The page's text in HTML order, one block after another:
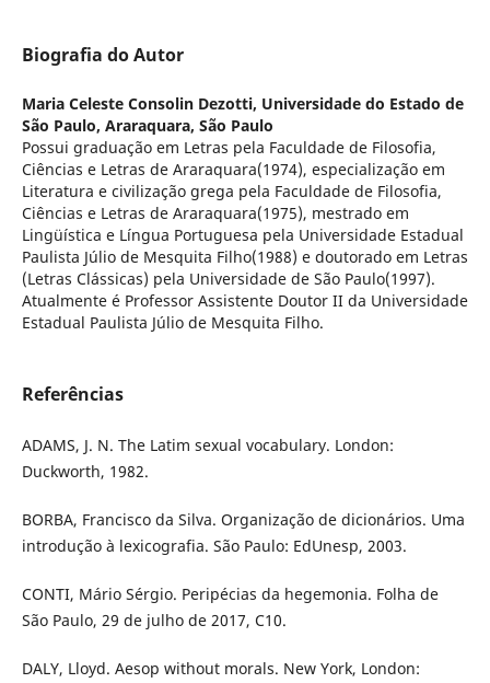
Biografia do Autor
Maria Celeste Consolin Dezotti, Universidade do Estado de
São Paulo, Araraquara, São Paulo
Possui graduação em Letras pela Faculdade de Filosofia,
Ciências e Letras de Araraquara(1974), especialização em
Literatura e civilização grega pela Faculdade de Filosofia,
Ciências e Letras de Araraquara(1975), mestrado em
Lingüística e Língua Portuguesa pela Universidade Estadual
Paulista Júlio de Mesquita Filho(1988) e doutorado em Letras
(Letras Clássicas) pela Universidade de São Paulo(1997).
Atualmente é Professor Assistente Doutor II da Universidade
Estadual Paulista Júlio de Mesquita Filho.
Referências
ADAMS, J. N. The Latim sexual vocabulary. London:
Duckworth, 1982.
BORBA, Francisco da Silva. Organização de dicionários. Uma
introdução à lexicografia. São Paulo: EdUnesp, 2003.
CONTI, Mário Sérgio. Peripécias da hegemonia. Folha de
São Paulo, 29 de julho de 2017, C10.
DALY, Lloyd. Aesop without morals. New York, London: